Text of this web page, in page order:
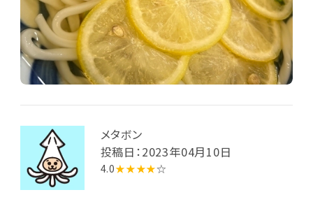
メタボン
投稿日：2023年04月10日
4.0★★★★☆